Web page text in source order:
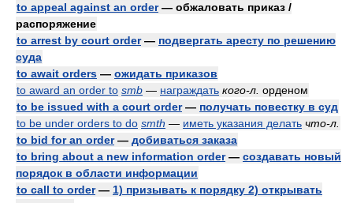
to appeal against an order— обжаловать приказ /
распоряжение
to arrest by court order— подвергать аресту по решению
суда
to await orders — ожидать приказов
to award an order to smb — награждать кого-л. орденом
to be issued with a court order— получать повестку в суд
to be under orders to do smth — иметь указания делать что-л.
to bid for an order— добиваться заказа
to bring about a new information order— создавать новый
порядок в области информации
to call to order— 1) призывать к порядку 2) открывать